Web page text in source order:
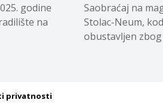
godine
na
Saobraćaj na
Stolac-Neum,
obustavljen
privatnosti